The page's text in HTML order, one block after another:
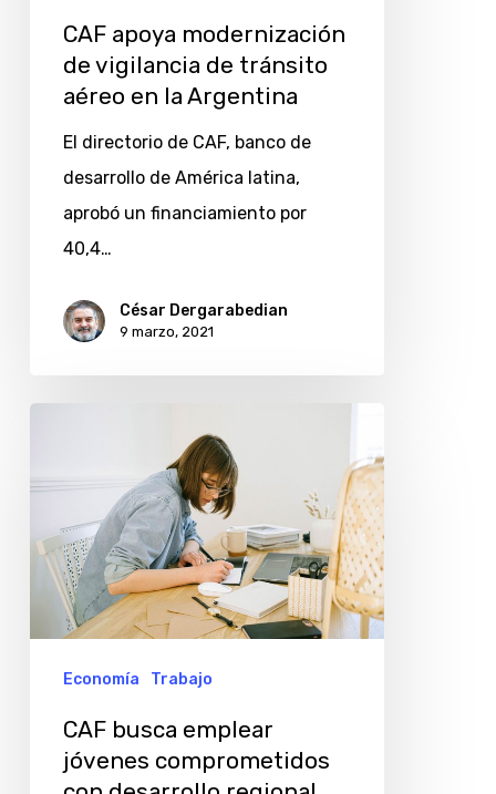
CAF apoya modernización
de vigilancia de tránsito
aéreo en la Argentina
El directorio de CAF, banco de
desarrollo de América latina,
aprobó un financiamiento por
40,4…
César Dergarabedian
9 marzo, 2021
emplear
jóvenes
comprometidos
con
desarrollo
regional
Economía Trabajo
CAF busca emplear
jóvenes comprometidos